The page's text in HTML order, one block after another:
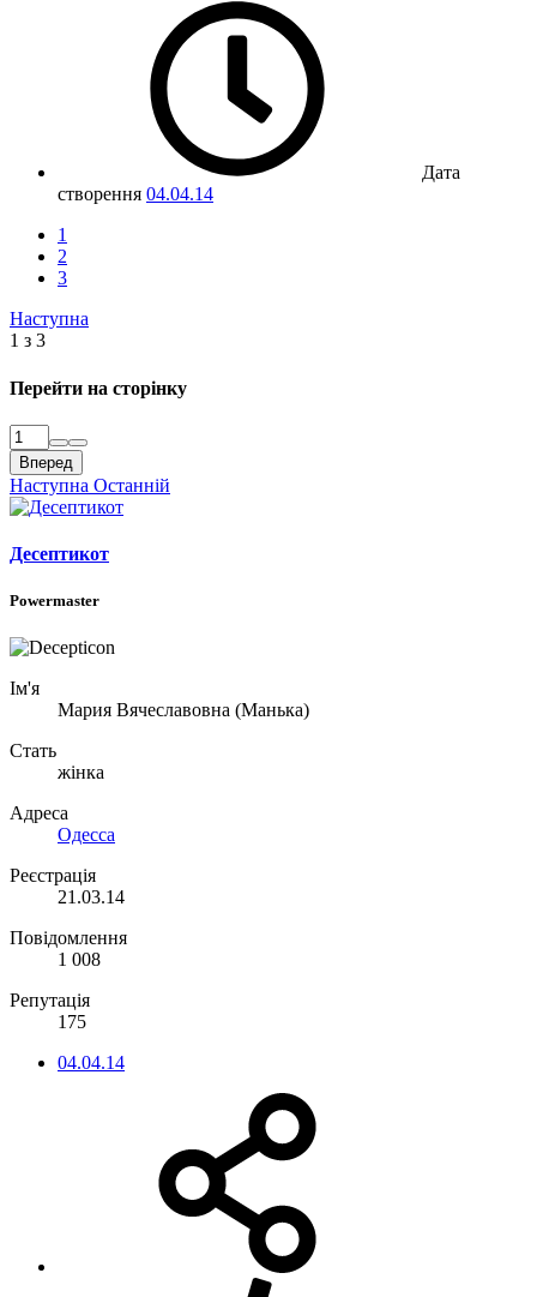
Дата
створення 04.04.14
1
2
3
Наступна
1 з 3
Перейти на сторінку
Вперед
Наступна Останній
Десептикот
Powermaster
Ім'я
Мария Вячеславовна (Манька)
Стать
жінка
Адреса
Одесса
Реєстрація
21.03.14
Повідомлення
1 008
Репутація
175
04.04.14